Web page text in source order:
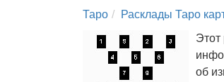
Таро
Расклады Таро
Этот
об